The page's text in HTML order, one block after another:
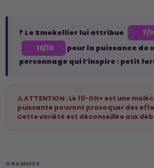
? Le Smokellier lui attribue 7/
10/10
pour la puissance de
personnage qui l’inspire : petit
⚠️ ATTENTION : Le 10-OH+ est une
puissante pouvant provoquer des
Cette variété est déconseillée aux
GRAMMES